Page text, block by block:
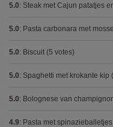
5.0: Steak met Cajun patatjes
5.0: Pasta carbonara met
5.0: Biscuit (5 votes)
5.0: Spaghetti met krokante kip
5.0: Bolognese van
4.9: Pasta met